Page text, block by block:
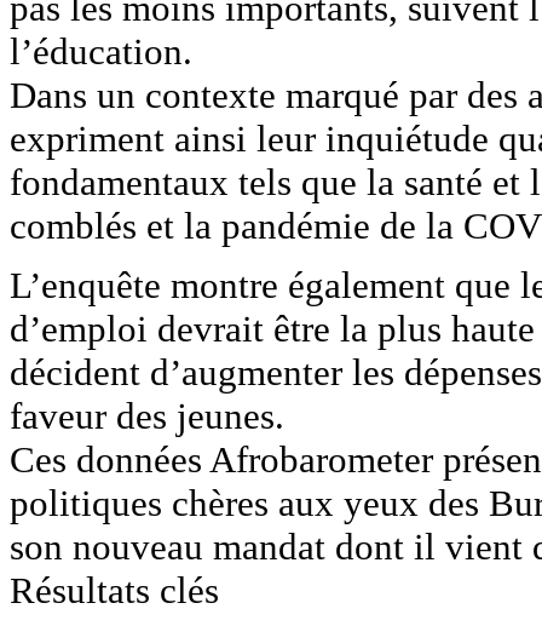
l’éducation.
Dans un contexte marqué par des
expriment ainsi leur inquiétude
fondamentaux tels que la santé et
comblés et la pandémie de la
L’enquête montre également que
d’emploi devrait être la plus
décident d’augmenter les
faveur des jeunes.
Ces données Afrobarometer
politiques chères aux yeux des
son nouveau mandat dont il vient
Résultats clés